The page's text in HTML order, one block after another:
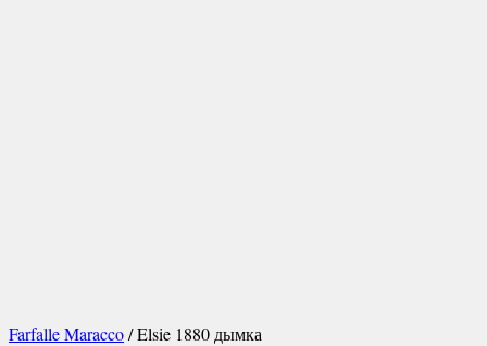
Farfalle Maracco/ Elsie 1880 дымка